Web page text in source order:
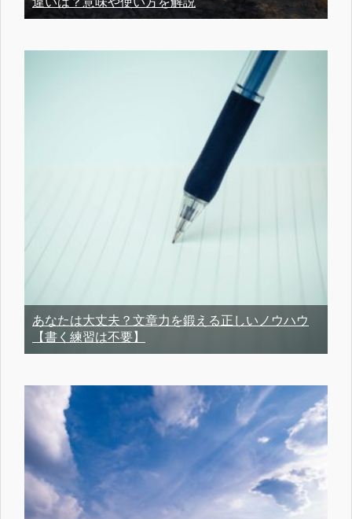
あなたは大丈夫？文章力を鍛える正しいノウハウ
【書く練習は不要】